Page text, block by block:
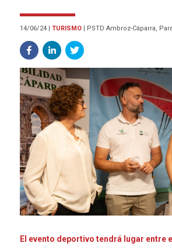
14/06/24 | TURISMO | PSTD Ambroz-Cáparra,
El evento deportivo tendrá lugar entre